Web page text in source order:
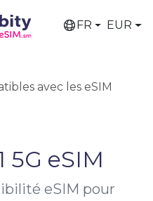
FR EUR
avec les eSIM
5G eSIM
eSIM pour